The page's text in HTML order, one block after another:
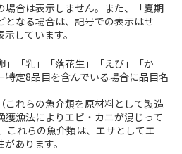
場合は表示しません。また、「夏期
となる場合は、記号での表示はせ
しています。
」「乳」「落花生」「えび」「か
特定8品目を含んでいる場合に品目名
れらの魚介類を原材料として製造
獲漁法によりエビ・カニが混じって
これらの魚介類は、エサとしてエ
あります。